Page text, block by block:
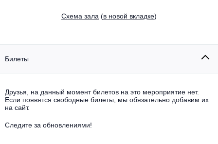
Open-air на ВДНХ
Этно, фолк, кантри
Шансон, романс, авторская песня
Спектакль
Cхема зала (в новой вкладке)
Билеты
Друзья, на данный момент билетов на это мероприятие нет.
Если появятся свободные билеты, мы обязательно добавим их
на сайт.
Следите за обновлениями!